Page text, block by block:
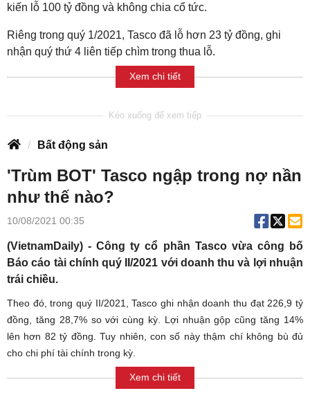
kiến lỗ 100 tỷ đồng và không chia cổ tức.
Riêng trong quý 1/2021, Tasco đã lỗ hơn 23 tỷ đồng, ghi
nhận quý thứ 4 liên tiếp chìm trong thua lỗ.
Xem chi tiết
Bất động sản
'Trùm BOT' Tasco ngập trong nợ nần
như thế nào?
10/08/2021 00:35
(VietnamDaily) -Công ty cổ phần Tascovừa công bố
Báo cáo tài chính quý II/2021 với doanh thu và lợi nhuận
trái chiều.
Theo đó, trong quý II/2021, Tasco ghi nhận doanh thu đạt 226,9 tỷ
đồng, tăng 28,7% so với cùng kỳ. Lợi nhuận gộp cũng tăng 14%
lên hơn 82 tỷ đồng. Tuy nhiên, con số này thậm chí không bù đủ
cho chi phí tài chính trong kỳ.
Xem chi tiết